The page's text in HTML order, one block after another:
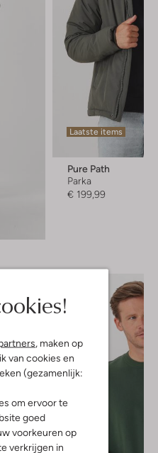
, maken op
van cookies en
(gezamenlijk:
om ervoor te
goed
voorkeuren op
verkrijgen in
Laatste items
Pure Path
Parka
€ 199,99